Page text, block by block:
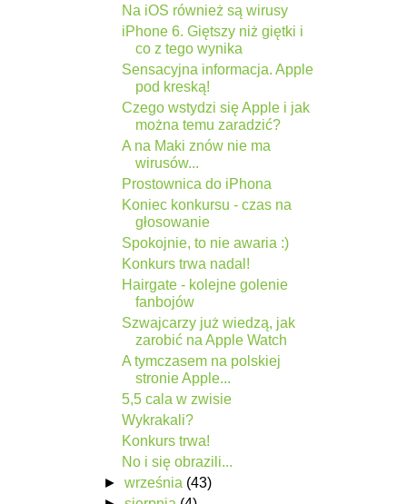
Na iOS również są wirusy
iPhone 6. Giętszy niż giętki i
co z tego wynika
Sensacyjna informacja. Apple
pod kreską!
Czego wstydzi się Apple i jak
można temu zaradzić?
A na Maki znów nie ma
wirusów...
Prostownica do iPhona
Koniec konkursu - czas na
głosowanie
Spokojnie, to nie awaria :)
Konkurs trwa nadal!
Hairgate - kolejne golenie
fanbojów
Szwajcarzy już wiedzą, jak
zarobić na Apple Watch
A tymczasem na polskiej
stronie Apple...
5,5 cala w zwisie
Wykrakali?
Konkurs trwa!
No i się obrazili...
►września (43)